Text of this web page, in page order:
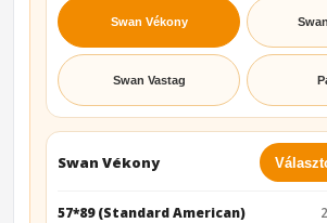
Swan Vékony
Swan Vastag
Swan Vékony
57*89 (Standard American)